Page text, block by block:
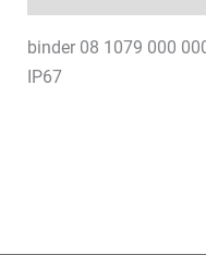
binder 08 1079 000
IP67